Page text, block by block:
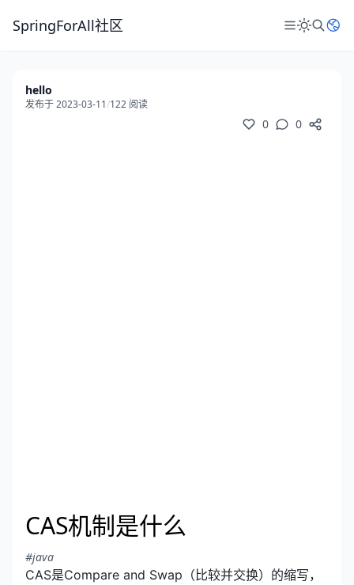
SpringForAll社区
hello
发布于 2023-03-11/122 阅读
0 0
CAS机制是什么
#java
CAS是Compare and Swap（比较并交换）的缩写，